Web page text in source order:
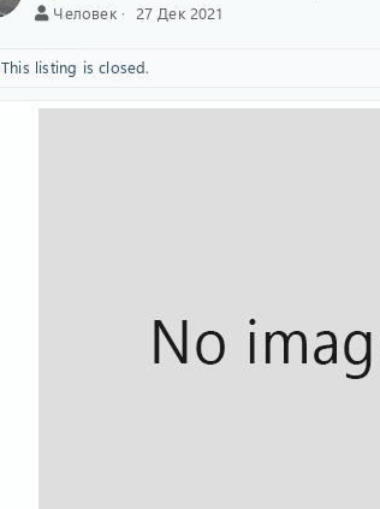
А
о
Человек
C
a
27 Дек 2021
This listing is closed.